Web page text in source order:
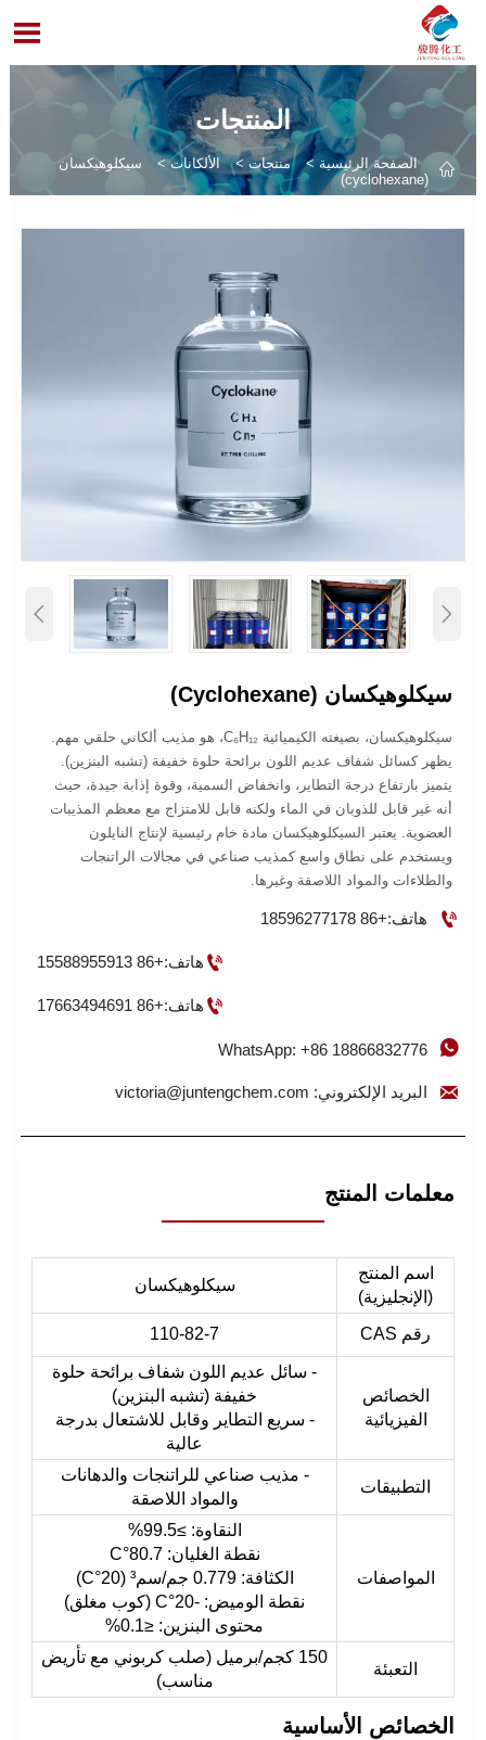

المنتجات
 الصفحة الرئيسية > منتجات> الألكانات>
سيكلوهيكسان
(cyclohexane)
 
سيكلوهيكسان (cyclohexane)
سيكلوهيكسان، بصيغته الكيميائية C₆H₁₂، هو مذيب ألكاني حلقي مهم.
يظهر كسائل شفاف عديم اللون برائحة حلوة خفيفة (تشبه البنزين).
يتميز بارتفاع درجة التطاير، وانخفاض السمية، وقوة إذابة جيدة، حيث
أنه غير قابل للذوبان في الماء ولكنه قابل للامتزاج مع معظم المذيبات
العضوية. يعتبر السيكلوهيكسان مادة خام رئيسية لإنتاج النايلون
ويستخدم على نطاق واسع كمذيب صناعي في مجالات الراتنجات
والطلاءات والمواد اللاصقة وغيرها.
 هاتف:+86 18596277178
 هاتف:+86 15588955913
 هاتف:+86 17663494691

WhatsApp: +86 18866832776
 البريد الإلكتروني: victoria@juntengchem.com
معلمات المنتج
اسم المنتج
(الإنجليزية)
سيكلوهيكسان
رقم CAS 110-82-7
الخصائص
الفيزيائية
- سائل عديم اللون شفاف برائحة حلوة
خفيفة (تشبه البنزين)
- سريع التطاير وقابل للاشتعال بدرجة
عالية
التطبيقات
- مذيب صناعي للراتنجات والدهانات
والمواد اللاصقة
المواصفات
النقاوة: ≥99.5%
نقطة الغليان: 80.7°C
الكثافة: 0.779 جم/سم³ (20°C)
نقطة الوميض: -20°C (كوب مغلق)
محتوى البنزين: ≤0.1%
التعبئة
150 كجم/برميل (صلب كربوني مع تأريض
مناسب)
الخصائص الأساسية